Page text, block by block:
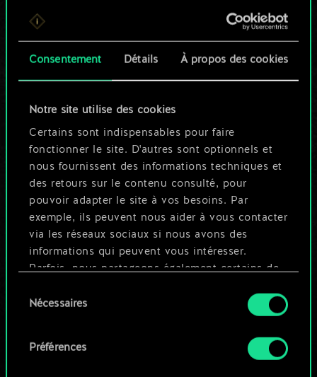
Consentement Détails À propos des cookies
Notre site utilise des cookies
Certains sont indispensables pour faire
fonctionner le site. D'autres sont optionnels et
nous fournissent des informations techniques et
des retours sur le contenu consulté, pour
pouvoir adapter le site à vos besoins. Par
exemple, ils peuvent nous aider à vous contacter
via les réseaux sociaux si nous avons des
informations qui peuvent vous intéresser.
Parfois, nous partageons également certains de
ces cookies optionnels ne seront appliqués
Vous pouvez consulter tous les détails sur notre
duNécessaires
Préférences
Pour l'instant, ce
n'est qu'un jeu de
cartes partagé.
Mais cela peut être
tellement plus !
Nommer ce jeu et créer un guide